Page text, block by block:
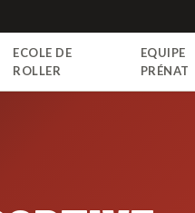
ECOLE DE
ROLLER
EQUIPE
PRÉNAT